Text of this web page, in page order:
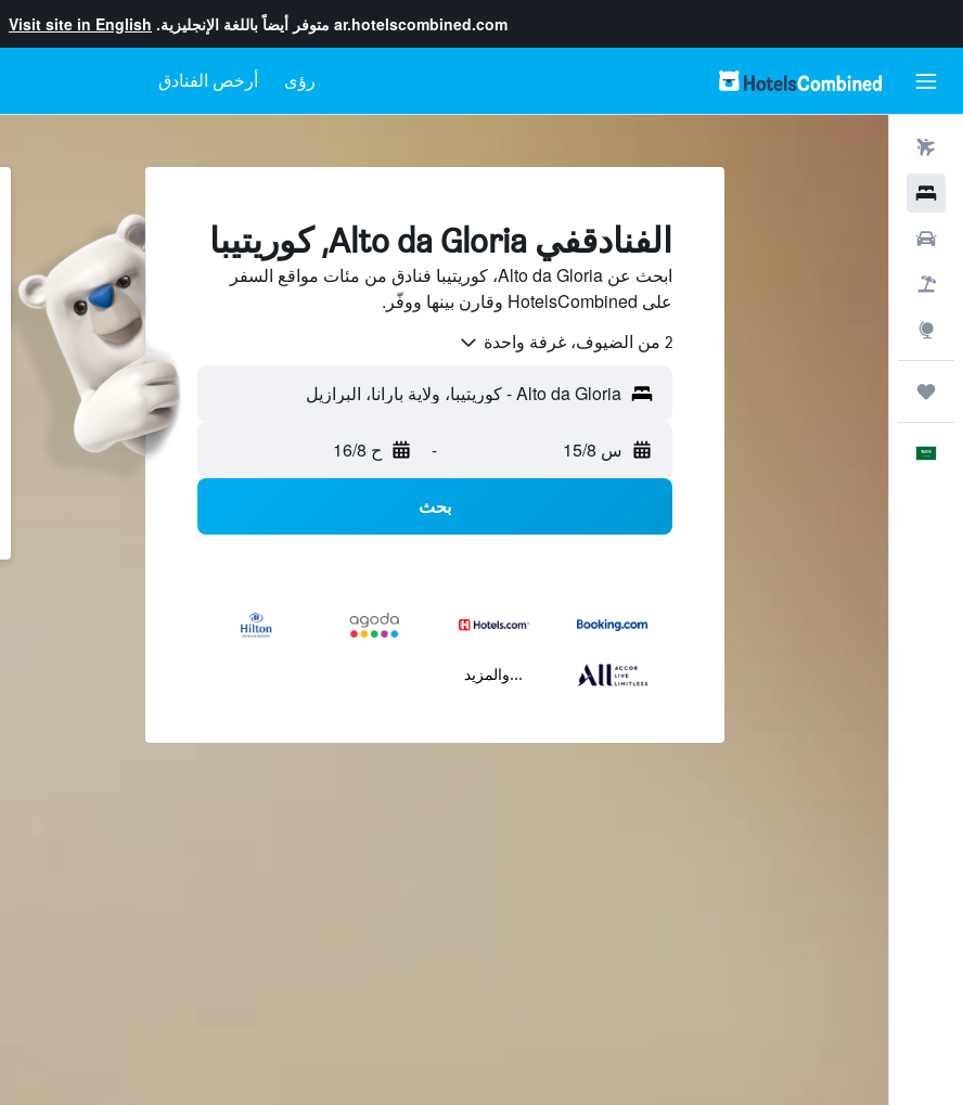
ar.hotelscombined.com متوفر أيضاً باللغة الإنجليزية. Visit site in English
رؤى أرخص الفنادق
الفنادقفي Alto da Gloria, كوريتيبا
ابحث عن Alto da Gloria، كوريتيبا فنادق من مئات مواقع السفر
على HotelsCombined وقارن بينها ووفّر.
2 من الضيوف، غرفة واحدة
س 15/8 - ح 16/8
بحث
...والمزيد